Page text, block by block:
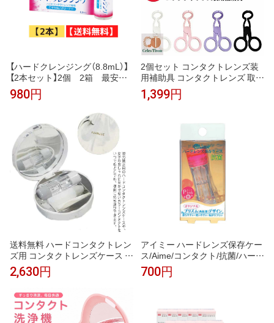
【ハードクレンジング（8.8mL）】
【2本セット】2個 2箱 最安
値 ★送料無料★ハードコンタ
クトレンズに使用★化粧汚れな
どに、強力スッキリ洗浄★送料
込！当店実店舗でも、お客様の
お墨付き★激安でお気軽にどう
ぞ★ 154
980円
2個セット コンタクトレンズ装
用補助具 コンタクトレンズ 取り
外し器 カラーコンタクトレンズ
挿入ツール ソフト眼鏡クリップ
簡単にします ピンク ブラック
ホワイト パープル
1,399円
送料無料 ハードコンタクトレン
ズ用 コンタクトレンズケース コ
ンタクトケース カラーコンタク
ト ハードレンズケース レンズケ
持ち運び 収納ケース 保存ケース
旅行 携帯 おしゃれ かわいい シ
2,630円
アイミー ハードレンズ保存ケー
ス/Aime/コンタクト/抗菌/ハード
用/青/ピンク/抗菌/酸素透過性ハ
ードレンズ用保存ケース
700円